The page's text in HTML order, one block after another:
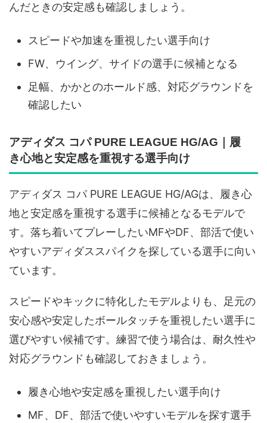
んだときの安定感も確認しましょう。
スピードや加速を重視したい選手向け
FW、ウイング、サイドの選手に候補となる
足幅、かかとのホールド感、対応グラウンドを
確認したい
アディダス コパ PURE LEAGUE HG/AG｜履
き心地と安定感を重視する選手向け
アディダス コパ PURE LEAGUE HG/AGは、履き心
地と安定感を重視する選手に候補となるモデルで
す。落ち着いてプレーしたいMFやDF、部活で使い
やすいアディダススパイクを探している選手に向い
ています。
スピードやキックに特化したモデルよりも、足元の
安心感や安定したボールタッチを重視したい選手に
選びやすい候補です。練習で使う場合は、耐久性や
対応グラウンドも確認しておきましょう。
履き心地や安定感を重視したい選手向け
MF、DF、部活で使いやすいモデルを探す選手